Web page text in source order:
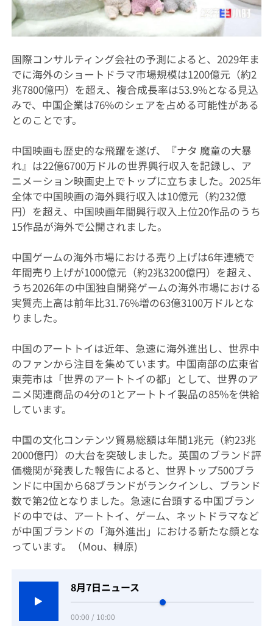
国際コンサルティング会社の予測によると、2029年ま
でに海外のショートドラマ市場規模は1200億元（約2
兆7800億円）を超え、複合成長率は53.9%となる見込
みで、中国企業は76%のシェアを占める可能性がある
とのことです。
中国映画も歴史的な飛躍を遂げ、『ナタ 魔童の大暴
れ』は22億6700万ドルの世界興行収入を記録し、ア
ニメーション映画史上でトップに立ちました。2025年
全体で中国映画の海外興行収入は10億元（約232億
円）を超え、中国映画年間興行収入上位20作品のうち
15作品が海外で公開されました。
中国ゲームの海外市場における売り上げは6年連続で
年間売り上げが1000億元（約2兆3200億円）を超え、
うち2026年の中国独自開発ゲームの海外市場における
実質売上高は前年比31.76%増の63億3100万ドルとな
りました。
中国のアートトイは近年、急速に海外進出し、世界中
のファンから注目を集めています。中国南部の広東省
東莞市は「世界のアートトイの都」として、世界のア
ニメ関連商品の4分の1とアートトイ製品の85%を供給
しています。
中国の文化コンテンツ貿易総額は年間1兆元（約23兆
2000億円）の大台を突破しました。英国のブランド評
価機関が発表した報告によると、世界トップ500ブラ
ンドに中国から68ブランドがランクインし、ブランド
数で第2位となりました。急速に台頭する中国ブラン
ドの中では、アートトイ、ゲーム、ネットドラマなど
が中国ブランドの「海外進出」における新たな顔とな
っています。（Mou、榊原)
8月7日ニュース
00:00 / 10:00